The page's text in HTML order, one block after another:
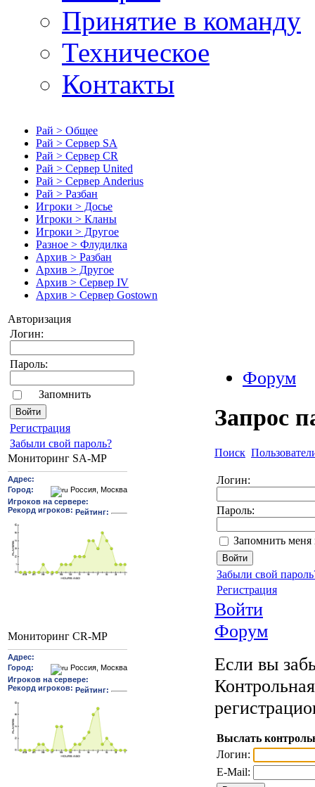
Принятие в команду
Техническое
Контакты
Рай > Общее
Рай > Сервер SA
Рай > Сервер CR
Рай > Сервер United
Рай > Сервер Anderius
Рай > Разбан
Игроки > Досье
Игроки > Кланы
Игроки > Другое
Разное > Флудилка
Архив > Разбан
Архив > Другое
Архив > Сервер IV
Архив > Сервер Gostown
Авторизация
Логин:
Пароль:
Запомнить
Pегиcтрaция
Забыли свой пароль?
Мониторинг SA-MP
Мониторинг CR-MP
Форум
Запрос
Поиск
Логин:
Пароль:
Запомнить меня
Забыли свой
Регистрация
Войти
Форум
Если вы
Выслать
Логин:
E-Mail: